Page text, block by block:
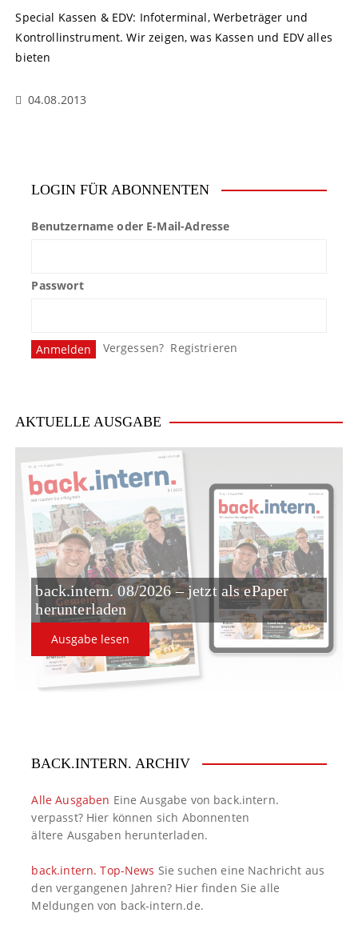
Special Kassen & EDV: Infoterminal, Werbeträger und
Kontrollinstrument. Wir zeigen, was Kassen und EDV alles
bieten
04.08.2013
LOGIN FÜR ABONNENTEN
Benutzername oder E-Mail-Adresse
Passwort
Vergessen? Registrieren
AKTUELLE AUSGABE
back.intern. 08/2026 – jetzt als ePaper
herunterladen
Ausgabe lesen
BACK.INTERN. ARCHIV
Alle Ausgaben Eine Ausgabe von back.intern.
verpasst? Hier können sich Abonnenten
ältere Ausgaben herunterladen.
back.intern. Top-News Sie suchen eine Nachricht aus
den vergangenen Jahren? Hier finden Sie alle
Meldungen von back-intern.de.